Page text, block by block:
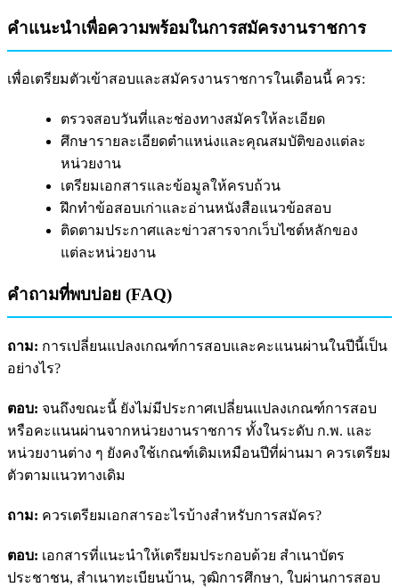
คำแนะนำเพื่อความพร้อมในการสมัครงานราชการ
เพื่อเตรียมตัวเข้าสอบและสมัครงานราชการในเดือนนี้ ควร:
ตรวจสอบวันที่และช่องทางสมัครให้ละเอียด
ศึกษารายละเอียดตำแหน่งและคุณสมบัติของแต่ละ
หน่วยงาน
เตรียมเอกสารและข้อมูลให้ครบถ้วน
ฝึกทำข้อสอบเก่าและอ่านหนังสือแนวข้อสอบ
ติดตามประกาศและข่าวสารจากเว็บไซต์หลักของ
แต่ละหน่วยงาน
คำถามที่พบบ่อย (FAQ)
ถาม: การเปลี่ยนแปลงเกณฑ์การสอบและคะแนนผ่านในปีนี้เป็น
อย่างไร?
ตอบ: จนถึงขณะนี้ ยังไม่มีประกาศเปลี่ยนแปลงเกณฑ์การสอบ
หรือคะแนนผ่านจากหน่วยงานราชการ ทั้งในระดับ ก.พ. และ
หน่วยงานต่าง ๆ ยังคงใช้เกณฑ์เดิมเหมือนปีที่ผ่านมา ควรเตรียม
ตัวตามแนวทางเดิม
ถาม: ควรเตรียมเอกสารอะไรบ้างสำหรับการสมัคร?
ตอบ: เอกสารที่แนะนำให้เตรียมประกอบด้วย สำเนาบัตร
ประชาชน, สำเนาทะเบียนบ้าน, วุฒิการศึกษา, ใบผ่านการสอบ